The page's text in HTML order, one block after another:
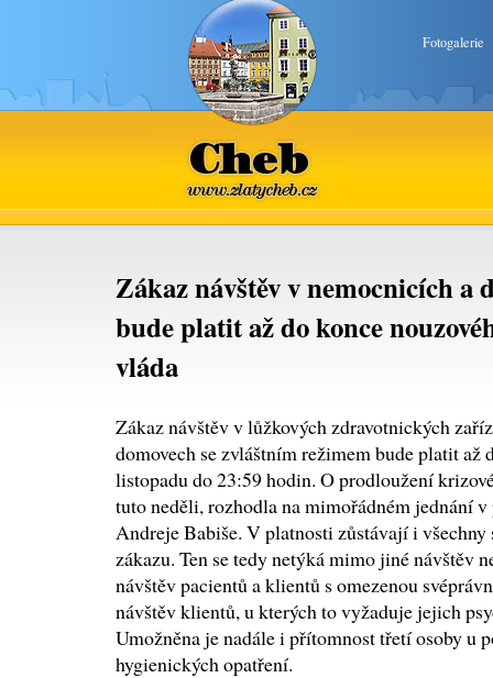
Fotogalerie
Cheb
www.zlatycheb.cz
Zákaz návštěv v nemocnicích a
bude platit až do konce
vláda
Zákaz návštěv v lůžkových zdravotnických
domovech se zvláštním režimem bude platit až
listopadu do 23:59 hodin. O prodloužení
tuto neděli, rozhodla na mimořádném jednání
Andreje Babiše. V platnosti zůstávají i
zákazu. Ten se tedy netýká mimo jiné návštěv
návštěv pacientů a klientů s omezenou
návštěv klientů, u kterých to vyžaduje jejich
Umožněna je nadále i přítomnost třetí osoby u
hygienických opatření.